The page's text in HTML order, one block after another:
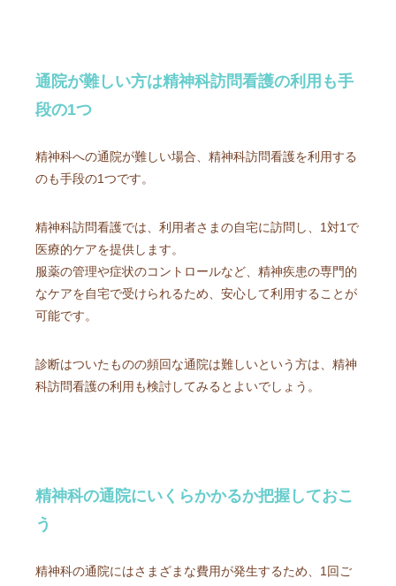
通院が難しい方は精神科訪問看護の利用も手
段の1つ
精神科への通院が難しい場合、精神科訪問看護を利用する
のも手段の1つです。
精神科訪問看護では、利用者さまの自宅に訪問し、1対1で
医療的ケアを提供します。
服薬の管理や症状のコントロールなど、精神疾患の専門的
なケアを自宅で受けられるため、安心して利用することが
可能です。
診断はついたものの頻回な通院は難しいという方は、精神
科訪問看護の利用も検討してみるとよいでしょう。
精神科の通院にいくらかかるか把握しておこ
う
精神科の通院にはさまざまな費用が発生するため、1回ご